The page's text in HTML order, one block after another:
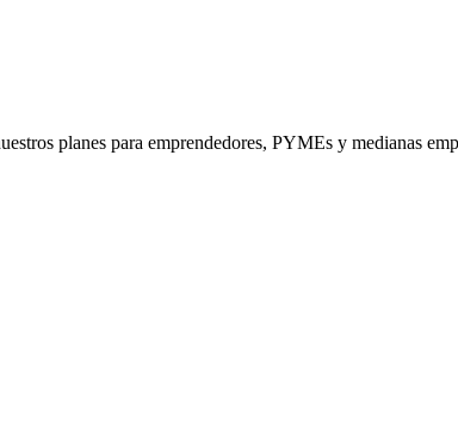
planes para emprendedores, PYMEs y medianas